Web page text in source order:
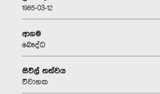
1985-03-12
ආගම
බෞද්ධ
සිවිල් තත්වය
විවාහක